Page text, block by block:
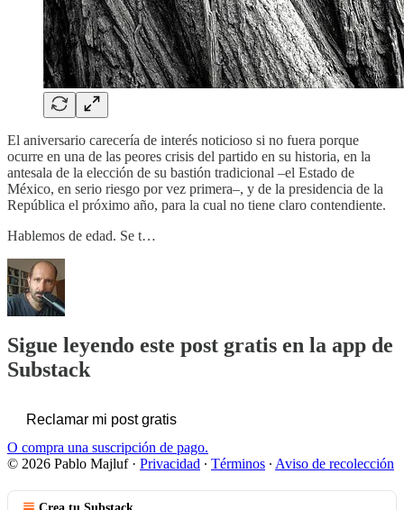
El aniversario carecería de interés noticioso si no fuera porque
ocurre en una de las peores crisis del partido en su historia, en la
antesala de la elección de su bastión tradicional –el Estado de
México, en serio riesgo por vez primera–, y de la presidencia de la
República el próximo año, para la cual no tiene claro contendiente.
Hablemos de edad. Se t…
Sigue leyendo este post gratis en la app de
Substack
Reclamar mi post gratis
O compra una suscripción de pago.
© 2026 Pablo Majluf· Privacidad ∙ Términos ∙ Aviso de recolección